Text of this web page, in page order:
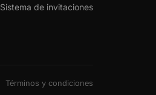
Sistema de invitaciones
Términos y condiciones